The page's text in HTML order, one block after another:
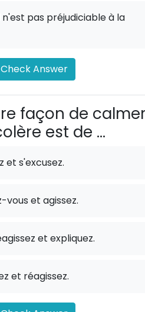
pas préjudiciable à la
Check Answer
façon de
est de ...
et s'excusez.
vous et agissez.
et expliquez.
et réagissez.